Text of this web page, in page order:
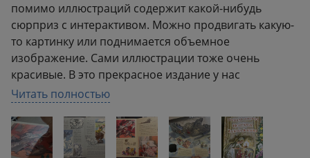
помимо иллюстраций содержит какой-нибудь
сюрприз с интерактивом. Можно продвигать какую-
то картинку или поднимается объемное
изображение. Сами иллюстрации тоже очень
красивые. В это прекрасное издание у нас
влюбились и взрослые, и дети. Очень рекомендую в
качестве подарка, ребенок не будет разочарован.
PS: сказки "Снежная королева" и "Щелкунчик" даны
в сокращении.
Читать полностью